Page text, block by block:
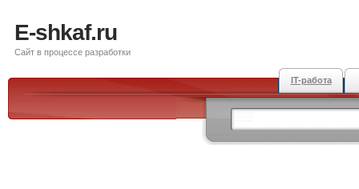
E-shkaf.ru
Сайт в процессе разработки
IT-работа